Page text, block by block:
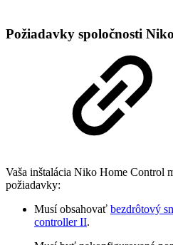
Požiadavky spoločnosti Niko
Vaša inštalácia Niko Home Control
požiadavky:
Musí obsahovať bezdrôtový
controller II.